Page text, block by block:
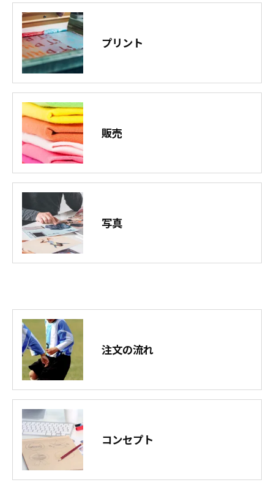
プリント
販売
写真
注文の流れ
コンセプト